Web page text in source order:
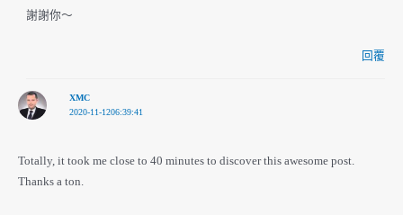
謝謝你～
回覆
XMC
2020-11-1206:39:41
Totally, it took me close to 40 minutes to discover this awesome post.
Thanks a ton.